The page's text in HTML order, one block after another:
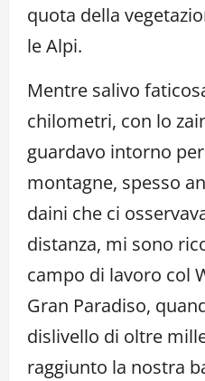
quota della
le Alpi.
Mentre salivo
chilometri, con lo
guardavo intorno
montagne, spesso
daini che ci
distanza, mi sono
campo di lavoro col
Gran Paradiso,
dislivello di oltre
raggiunto la nostra